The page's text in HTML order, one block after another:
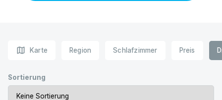
map Karte Region Schlafzimmer Preis
Sortierung